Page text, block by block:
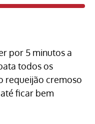
por 5 minutos a
todos os
requeijão cremoso
ficar bem